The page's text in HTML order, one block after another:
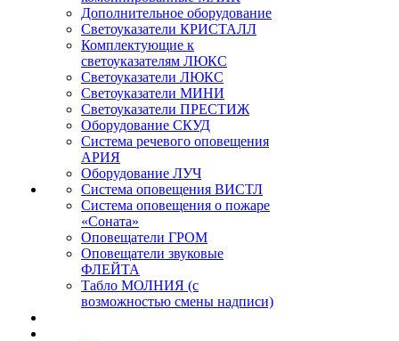
Дополнительное оборудование
Светоуказатели КРИСТАЛЛ
Комплектующие к
светоуказателям ЛЮКС
Светоуказатели ЛЮКС
Светоуказатели МИНИ
Светоуказатели ПРЕСТИЖ
Оборудование СКУД
Система речевого оповещения
АРИЯ
Оборудование ЛУЧ
Система оповещения ВИСТЛ
Система оповещения о пожаре
«Соната»
Оповещатели ГРОМ
Оповещатели звуковые
ФЛЕЙТА
Табло МОЛНИЯ (с
возможностью смены надписи)